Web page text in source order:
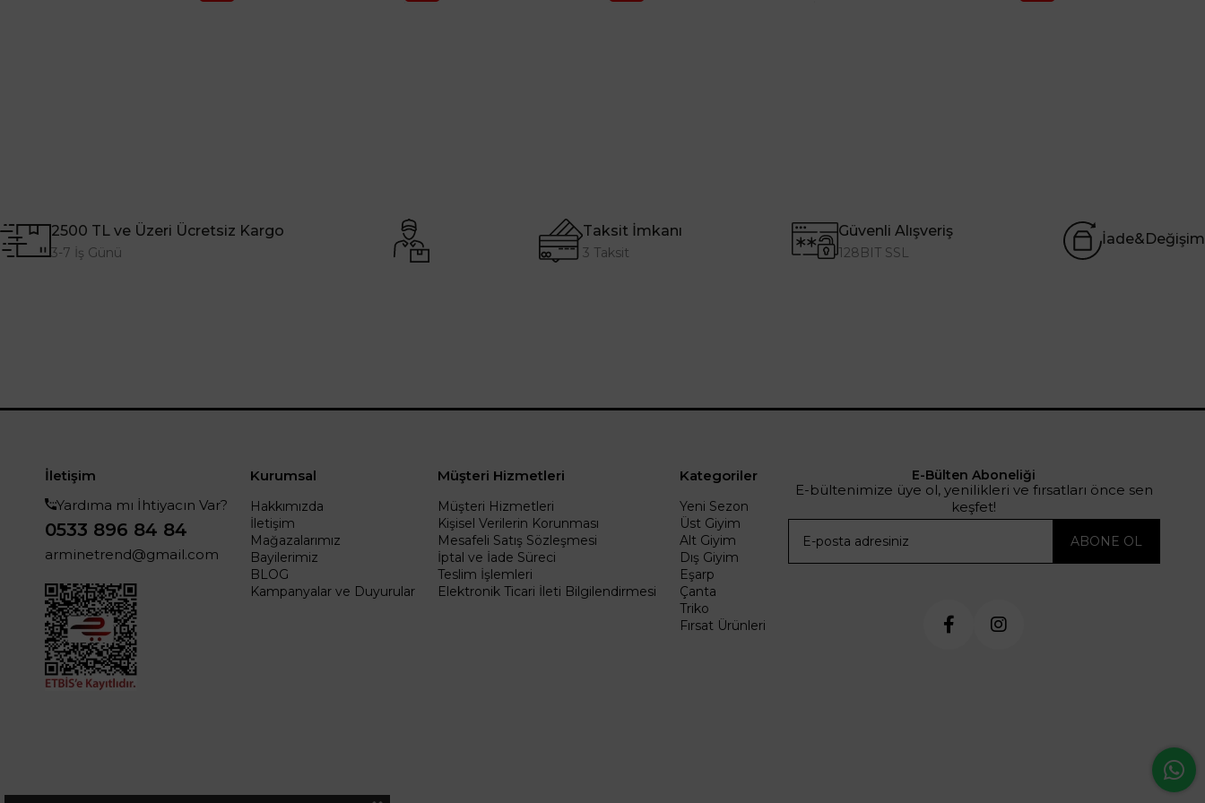
2500 TL ve Üzeri Ücretsiz Kargo
3-7 İş Günü
Taksit İmkanı
3 Taksit
Güvenli Alışveriş
128BIT SSL
İade&Değişim
İletişim
Yardıma mı İhtiyacın Var?
0533 896 84 84
arminetrend@gmail.com
Kurumsal
Hakkımızda
İletişim
Mağazalarımız
Bayilerimiz
BLOG
Kampanyalar ve Duyurular
Müşteri Hizmetleri
Müşteri Hizmetleri
Kişisel Verilerin Korunması
Mesafeli Satış Sözleşmesi
İptal ve İade Süreci
Teslim İşlemleri
Elektronik Ticari İleti Bilgilendirmesi
Kategoriler
Yeni Sezon
Üst Giyim
Alt Giyim
Dış Giyim
Eşarp
Çanta
Triko
Fırsat Ürünleri
E-Bülten Aboneliği
E-bültenimize üye ol, yenilikleri ve fırsatları önce sen
keşfet!
ABONE OL